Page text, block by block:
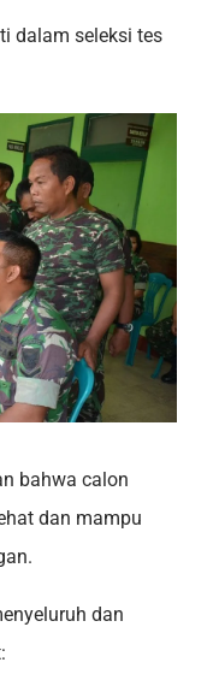
dalam seleksi tes
bahwa calon
dan mampu
dan